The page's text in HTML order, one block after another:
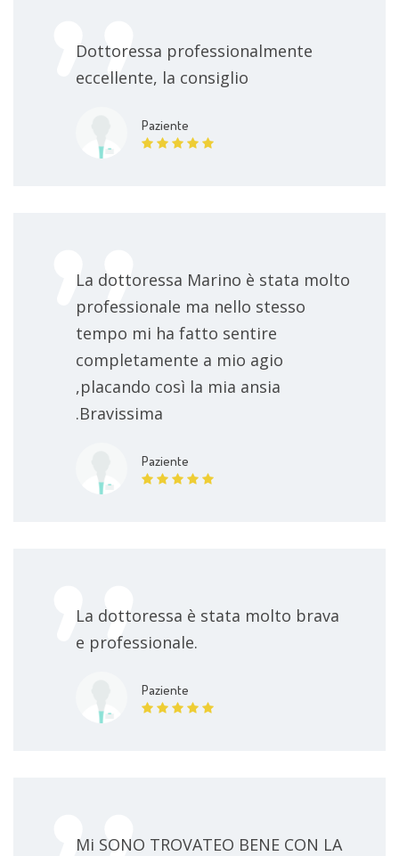
• pubblicazione dal titolo: “Pulmonary vein’s
ostium deconnection through electrophysiologic
approach with LASSO cathether may reduce
M.Casella, M.Saviano, V.Marino, S.N.Mangiapia,
M.Chiariello. Mediterranean Journal of Pacing and
Dottoressa professionalmente
eccellente, la consiglio
Paziente
La dottoressa Marino è stata molto
professionale ma nello stesso
tempo mi ha fatto sentire
completamente a mio agio
,placando così la mia ansia
.Bravissima
Paziente
La dottoressa è stata molto brava
e professionale.
Paziente
Mi SONO TROVATEO BENE CON LA